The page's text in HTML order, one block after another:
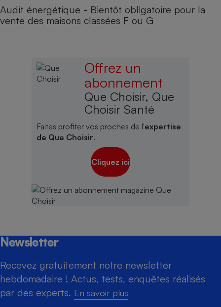
Audit énergétique - Bientôt obligatoire pour la
vente des maisons classées F ou G
Offrez un
abonnement
Que Choisir, Que
Choisir Santé
Faites profiter vos proches de l'expertise
de Que Choisir.
Cliquez ici
Newsletter
Recevez gratuitement notre newsletter
hebdomadaire ! Actus, tests, enquêtes réalisés
par des experts. En savoir plus